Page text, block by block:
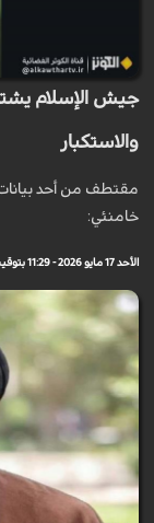
جيش الإسلام
والاستكبار
مقتطف من أحد بيانات
خامنئي:
الأحد 17 مايو 2026 - 11:29 بتوقيت مكة